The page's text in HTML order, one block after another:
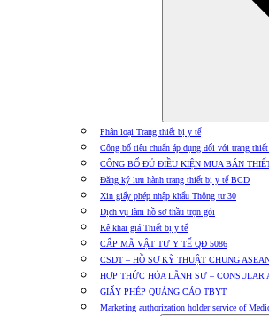
Phân loại Trang thiết bị y tế
Công bố tiêu chuẩn áp dụng đối với trang
CÔNG BỐ ĐỦ ĐIỀU KIỆN MUA BÁN
Đăng ký lưu hành trang thiết bị y tế BCD
Xin giấy phép nhập khẩu Thông tư 30
Dịch vụ làm hồ sơ thầu trọn gói
Kê khai giá Thiết bị y tế
CẤP MÃ VẬT TƯ Y TẾ QĐ 5086
CSDT – HỒ SƠ KỸ THUẬT CHUNG
HỢP THỨC HÓA LÃNH SỰ – CONSULAR
GIẤY PHÉP QUẢNG CÁO TBYT
Marketing authorization holder service of